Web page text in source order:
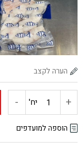
קפוא
+ כמות
של
יח' -
הוספה למועדפים